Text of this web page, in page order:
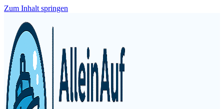
Zum Inhalt springen